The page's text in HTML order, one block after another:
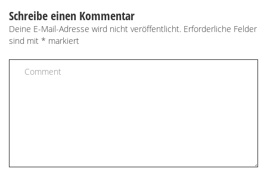
Schreibe einen Kommentar
Deine E-Mail-Adresse wird nicht veröffentlicht. Erforderliche Felder
sind mit * markiert